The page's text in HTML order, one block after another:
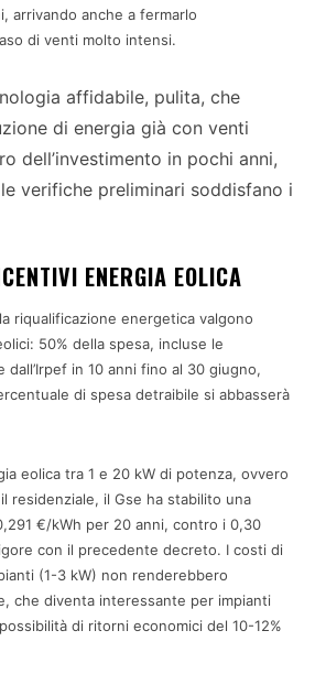
arrivando anche a fermarlo
di venti molto intensi.
affidabile, pulita, che
di energia già con venti
dell’investimento in pochi anni,
verifiche preliminari soddisfano i
ENERGIA EOLICA
riqualificazione energetica valgono
50% della spesa, incluse le
in 10 anni fino al 30 giugno,
di spesa detraibile si abbasserà
eolica tra 1 e 20 kW di potenza, ovvero
residenziale, il Gse ha stabilito una
€/kWh per 20 anni, contro i 0,30
con il precedente decreto. I costi di
(1-3 kW) non renderebbero
che diventa interessante per impianti
di ritorni economici del 10-12%